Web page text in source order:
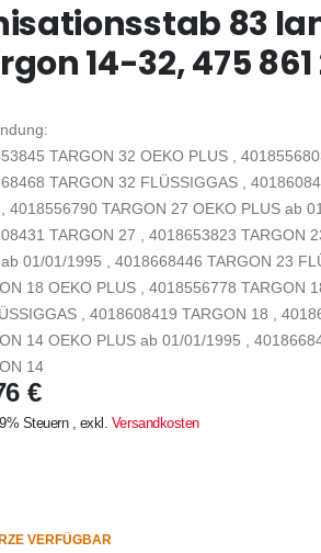
83
14-32, 475 861
TARGON 32 OEKO PLUS ,
TARGON 32 FLÜSSIGGAS ,
4018556790 TARGON 27 OEKO PLUS ab
TARGON 27 , 4018653823 TARGON
01/01/1995 , 4018668446 TARGON 23
18 OEKO PLUS , 4018556778 TARGON
, 4018608419 TARGON 18 ,
14 OEKO PLUS ab 01/01/1995 ,
14
€
Steuern , exkl. Versandkosten
VERFÜGBAR